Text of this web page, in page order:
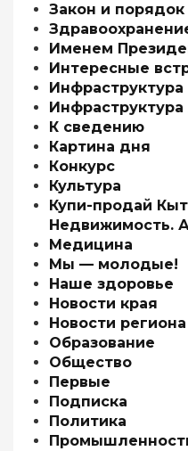
Закон и порядок
Именем
Интересные
Инфраструктура
К сведению
Картина дня
Конкурс
Культура
Купи-продай
Недвижимость.
Медицина
Мы — молодые!
Наше здоровье
Новости края
Новости региона
Образование
Общество
Первые
Подписка
Политика